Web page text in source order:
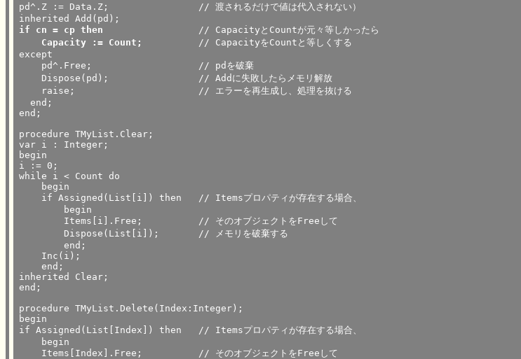
pd^.Z := Data.Z;		// 渡されるだけで値は代入されない）
if cn = cp then
// CapacityとCountが元々等しかったら
Capacity := Count;
except
    pd^.Free;			// pdを破棄
    Dispose(pd);		// Addに失敗したらメモリ解放
    raise;			// エラーを再生成し、処理を抜ける
  end;
end;
procedure TMyList.Clear;
var i : Integer;
begin
i := 0;
while i < Count do
    begin
    if Assigned(List[i]) then	// Itemsプロパティが存在する場合、
        begin
        Items[i].Free;		// そのオブジェクトをFreeして
        Dispose(List[i]);	// メモリを破棄する
        end;
    Inc(i);
    end;
inherited Clear;
end;
procedure TMyList.Delete(Index:Integer);
begin
if Assigned(List[Index]) then	// Itemsプロパティが存在する場合、
    begin
    Items[Index].Free;		// そのオブジェクトをFreeして